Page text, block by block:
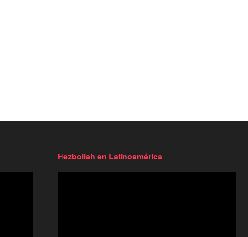
Hezbollah en Latinoamérica